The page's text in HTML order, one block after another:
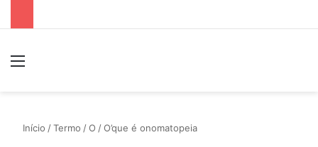
Início /Termo /O /O’que é onomatopeia